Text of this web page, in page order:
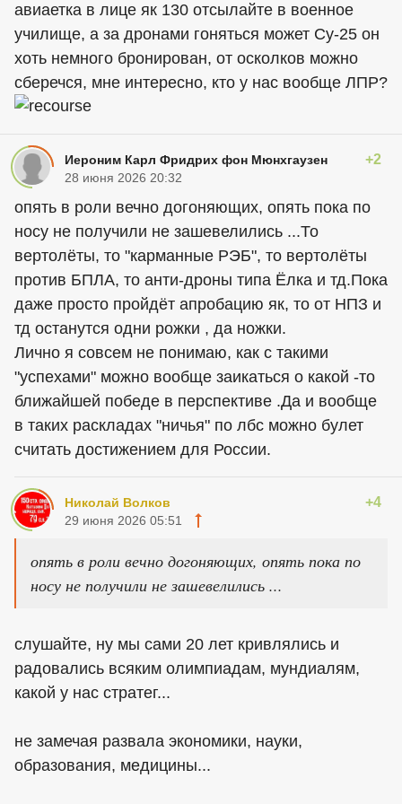
авиаетка в лице як 130 отсылайте в военное
училище, а за дронами гоняться может Су-25 он
хоть немного бронирован, от осколков можно
сберечся, мне интересно, кто у нас вообще ЛПР?
Иероним Карл Фридрих фон Мюнхгаузен +2
28 июня 2026 20:32
опять в роли вечно догоняющих, опять пока по
носу не получили не зашевелились ...То
вертолёты, то "карманные РЭБ", то вертолёты
против БПЛА, то анти-дроны типа Ёлка и тд.Пока
даже просто пройдёт апробацию як, то от НПЗ и
тд останутся одни рожки , да ножки.
Лично я совсем не понимаю, как с такими
"успехами" можно вообще заикаться о какой -то
ближайшей победе в перспективе .Да и вообще
в таких раскладах "ничья" по лбс можно булет
считать достижением для России.
Николай Волков +4
29 июня 2026 05:51
опять в роли вечно догоняющих, опять пока по
носу не получили не зашевелились ...
слушайте, ну мы сами 20 лет кривлялись и
радовались всяким олимпиадам, мундиалям,
какой у нас стратег...
не замечая развала экономики, науки,
образования, медицины...